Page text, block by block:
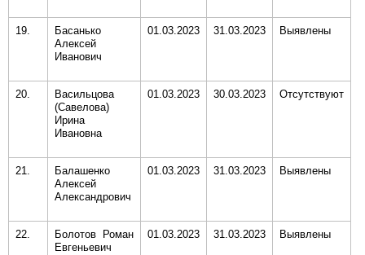
19.
Басанько
Алексей
Иванович
01.03.2023 31.03.2023 Выявлены
20.
Васильцова
(Савелова)
Ирина
Ивановна
01.03.2023 30.03.2023 Отсутствуют
21.
Балашенко
Алексей
Александрович
01.03.2023 31.03.2023 Выявлены
22.
Болотов Роман
Евгеньевич
01.03.2023 31.03.2023 Выявлены